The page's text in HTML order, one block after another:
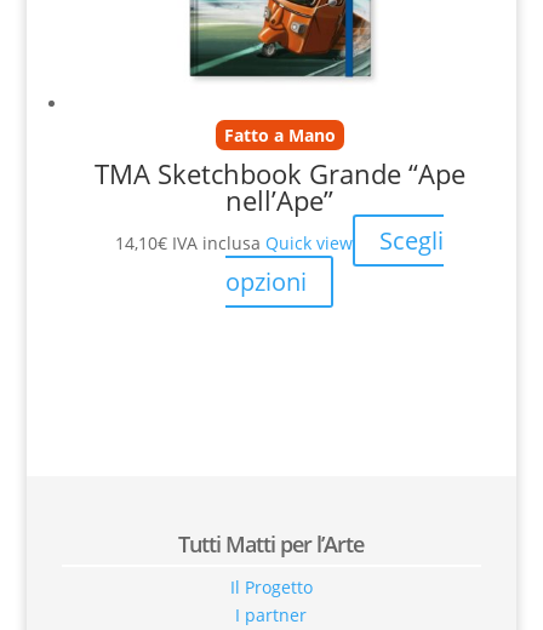
Fatto a Mano
TMA Sketchbook Grande “Ape
nell’Ape”
14,10€ IVA inclusa Quick view
Scegli
opzioni
Tutti Matti per l’Arte
Il Progetto
I partner